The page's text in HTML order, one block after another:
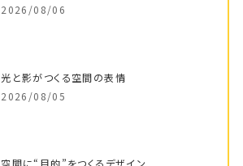
2026/08/06
光と影がつくる空間の表情
2026/08/05